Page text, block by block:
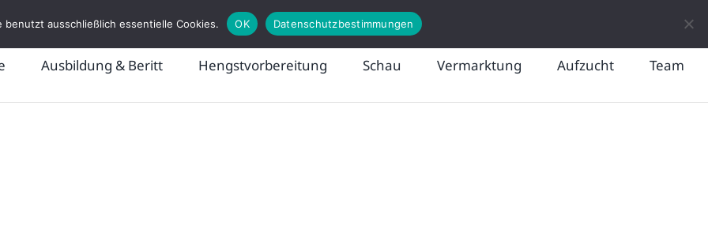
Ausbildung & Beritt Hengstvorbereitung Schau Vermarktung Aufzucht Team
benutzt ausschließlich essentielle Cookies. OK Datenschutzbestimmungen